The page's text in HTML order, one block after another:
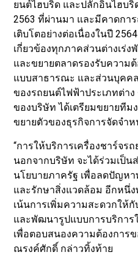
ยนต์ไฮบริด และปลั๊กอินไฮบริ
2563 ที่ผ่านมา และมีคาดกา
เติบโตอย่างต่อเนื่องในปี
เกี่ยวข้องทุกภาคส่วนต่างเร่
และขยายตลาดรองรับความ
แบบสาธารณะ และส่วนบุคค
ของรถยนต์ไฟฟ้าประเภทต่า
ของบริษัท ได้เตรียมขยายทีม
ขยายตัวของธุรกิจการจัดจำ
“การให้บริการเครื่องชาร์จร
นอกจากบริษัท จะได้ร่วมเป็
นโยบายภาครัฐ เพื่อลดปัญห
และรักษาสิ่งแวดล้อม อีกหนึ่
เน้นการเพิ่มความสะดวกให้
และพัฒนารูปแบบการบริกา
เพื่อตอบสนองความต้องการ
ณรงค์ศักดิ์ กล่าวทิ้งท้าย